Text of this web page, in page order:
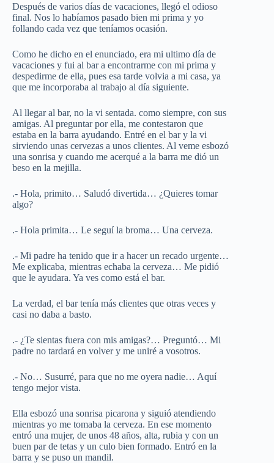
Después de varios días de vacaciones, llegó el odioso
final. Nos lo habíamos pasado bien mi prima y yo
follando cada vez que teníamos ocasión.
Como he dicho en el enunciado, era mi ultimo día de
vacaciones y fui al bar a encontrarme con mi prima y
despedirme de ella, pues esa tarde volvia a mi casa, ya
que me incorporaba al trabajo al día siguiente.
Al llegar al bar, no la vi sentada. como siempre, con sus
amigas. Al preguntar por ella, me contestaron que
estaba en la barra ayudando. Entré en el bar y la vi
sirviendo unas cervezas a unos clientes. Al veme esbozó
una sonrisa y cuando me acerqué a la barra me dió un
beso en la mejilla.
.- Hola, primito… Saludó divertida… ¿Quieres tomar
algo?
.- Hola primita… Le seguí la broma… Una cerveza.
.- Mi padre ha tenido que ir a hacer un recado urgente…
Me explicaba, mientras echaba la cerveza… Me pidió
que le ayudara. Ya ves como está el bar.
La verdad, el bar tenía más clientes que otras veces y
casi no daba a basto.
.- ¿Te sientas fuera con mis amigas?… Preguntó… Mi
padre no tardará en volver y me uniré a vosotros.
.- No… Susurré, para que no me oyera nadie… Aquí
tengo mejor vista.
Ella esbozó una sonrisa picarona y siguió atendiendo
mientras yo me tomaba la cerveza. En ese momento
entró una mujer, de unos 48 años, alta, rubia y con un
buen par de tetas y un culo bien formado. Entró en la
barra y se puso un mandil.